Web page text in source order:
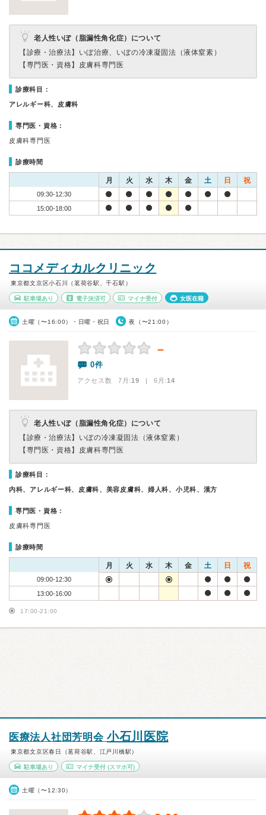
老人性いぼ（脂漏性角化症）について
【診療・治療法】 いぼ治療、いぼの冷凍凝固法（液体窒素）
【専門医・資格】 皮膚科専門医
診療科目：
アレルギー科、皮膚科
専門医・資格：
皮膚科専門医
診療時間
月 火 水 木 金 土 日 祝
09:30-12:30
15:00-18:00
ココメディカルクリニック
東京都文京区小石川（茗荷谷駅、千石駅）
駐車場あり 電子決済可 マイナ受付 女医在籍
土曜（〜16:00）・日曜・祝日 夜（〜21:00）
－
0件
アクセス数 7月:19 | 6月:14
老人性いぼ（脂漏性角化症）について
【診療・治療法】 いぼの冷凍凝固法（液体窒素）
【専門医・資格】 皮膚科専門医
診療科目：
内科、アレルギー科、皮膚科、美容皮膚科、婦人科、小児科、漢方
専門医・資格：
皮膚科専門医
診療時間
月 火 水 木 金 土 日 祝
09:00-12:30
13:00-16:00
17:00-21:00
医療法人社団芳明会 小石川医院
東京都文京区春日（茗荷谷駅、江戸川橋駅）
駐車場あり マイナ受付(スマホ可)
土曜（〜12:30）